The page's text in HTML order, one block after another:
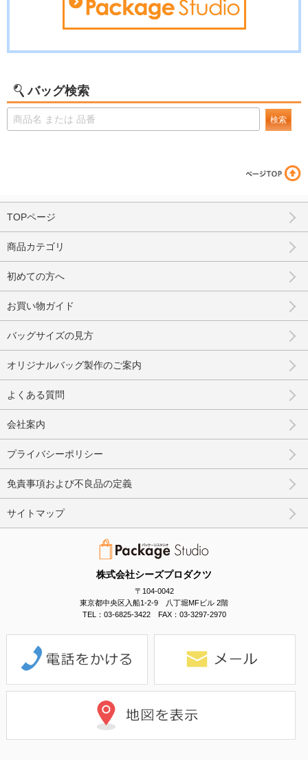
バッグ検索
検索
株式会社シーズプロダクツ
〒104-0042
東京都中央区入船1-2-9 八丁堀MFビル 2階
TEL：03-6825-3422 FAX：03-3297-2970
TOPページ
商品カテゴリ
初めての方へ
お買い物ガイド
バッグサイズの見方
オリジナルバッグ製作のご案内
よくある質問
会社案内
プライバシーポリシー
免責事項および不良品の定義
サイトマップ